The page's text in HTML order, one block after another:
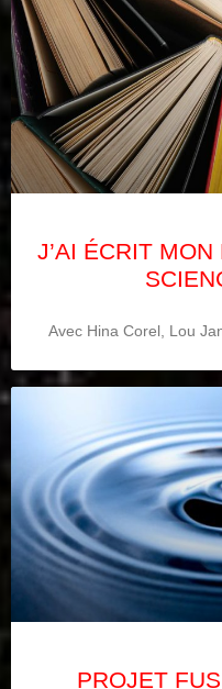
J’AI ÉCRIT
Avec Hina Corel, Lou
PROJET